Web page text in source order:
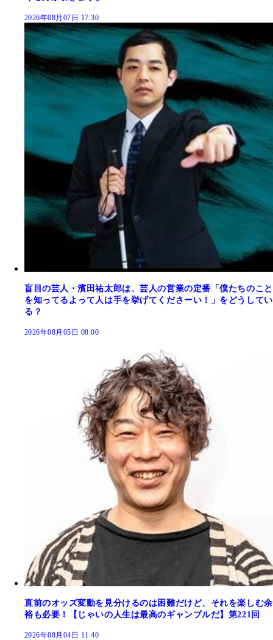
2026年08月07日 17:30
盲目の芸人・濱田祐太郎は、芸人の営業の定番「僕たちのこと
を知ってるよって人は手を挙げてくださーい！」をどうしてい
る？
2026年08月05日 08:00
直前のオッズ変動を見分けるのは困難だけど、それを楽しむ余
裕も必要！【じゃいの人生は最高のギャンブルだ】第221回
2026年08月04日 11:40